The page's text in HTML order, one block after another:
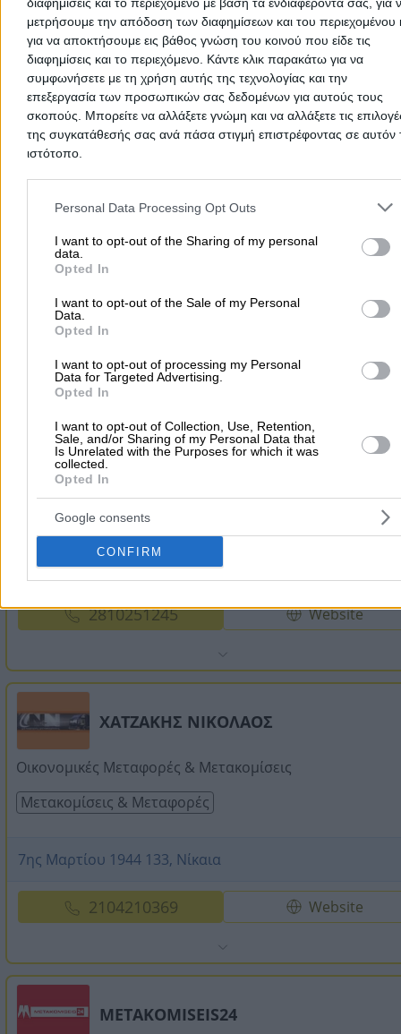
μετρήσουμε την απόδοση των διαφημίσεων και του περιεχομένου
για να αποκτήσουμε εις βάθος γνώση του κοινού που είδε τις
διαφημίσεις και το περιεχόμενο. Κάντε κλικ παρακάτω για να
συμφωνήσετε με τη χρήση αυτής της τεχνολογίας και την
επεξεργασία των προσωπικών σας δεδομένων για αυτούς τους
σκοπούς. Μπορείτε να αλλάξετε γνώμη και να αλλάξετε τις
της συγκατάθεσής σας ανά πάσα στιγμή επιστρέφοντας σε αυτόν
ιστότοπο.
Please note that this website/app uses one or more Google
and may gather and store information including but not limited to
to Google and its third-party tags to use your data for below
purposes in below Google consent section.
Personal Data Processing Opt Outs
I want to opt-out of the Sharing of my personal
data.
Opted In
I want to opt-out of the Sale of my Personal
Data.
Opted In
I want to opt-out of processing my Personal
Data for Targeted Advertising.
Opted In
I want to opt-out of Collection, Use, Retention,
Sale, and/or Sharing of my Personal Data that
Is Unrelated with the Purposes for which it was
collected.
Opted In
Google consents
CONFIRM
2103450160 Website
ΚΑΜΠΟΥΡΑΚΗΣ & ΣΙΑ Ε.Ε.
Μεταφορικές Εταιρίες Εσωτερικού
Μετακομίσεις &
Πολυκράτους 38 & Κέννεντυ, Άγιος Ιωάννης Ρέντης
2104819986 Website
Μετακομίσεις - Μεταφορές - Αποθηκεύσεις σε Όλη την
Ελλάδα
Μετακομίσεις & Μεταφορές
Κατράκη Μάνου 18, Ηράκλειο
2810251245 Website
ΧΑΤΖΑΚΗΣ ΝΙΚΟΛΑΟΣ
Οικονομικές Μεταφορές & Μετακομίσεις
Μετακομίσεις & Μεταφορές
7ης Μαρτίου 1944 133, Νίκαια
2104210369 Website
METAKOMISEIS24